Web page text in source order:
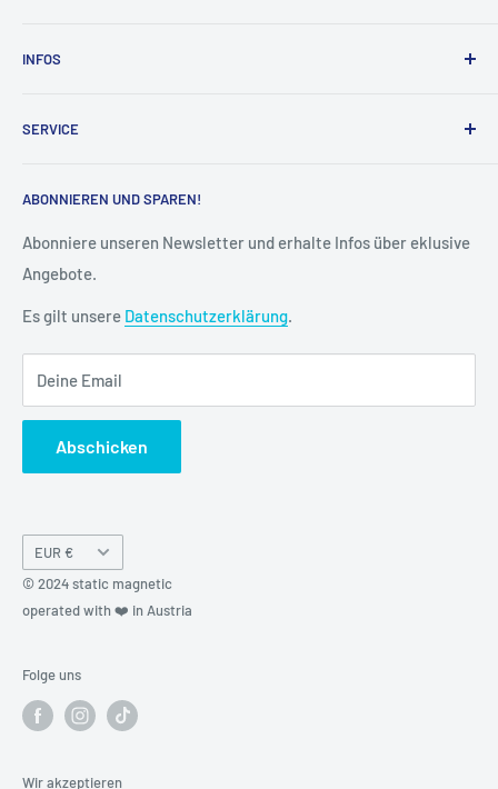
Vertrieb der elektrostatisch haftenden Produkte von Tesla
INFOS
Impressum
Datenschutz
Cookie-Einstellungen
SERVICE
Vertrag widerrufen
Versand & Lieferung
Kontakt
FAQ
ABONNIEREN UND SPAREN!
Abonniere unseren Newsletter und erhalte Infos über eklusive
Angebote.
Es gilt unsere Datenschutzerklärung.
Deine Email
Abschicken
Währung
EUR €
© 2024 static magnetic
operated with ❤️ in Austria
Folge uns
Wir akzeptieren